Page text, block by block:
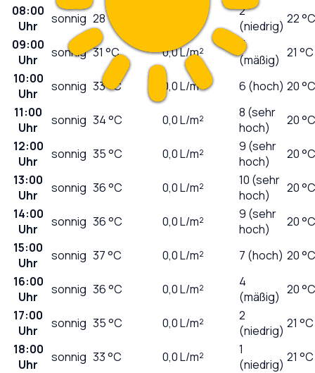
08:00
Uhr
sonnig 28°C
2
(niedrig) 22 °C
09:00
Uhr
sonnig 31 °C 0,0L/m²
3
(mäßig) 21 °C
10:00
Uhr
sonnig 33°C 0,0L/m² 6 (hoch) 20 °C
11:00
Uhr
sonnig 34°C 0,0L/m²
8 (sehr
hoch)
20 °C
12:00
Uhr
sonnig 35°C 0,0L/m²
9 (sehr
hoch)
20 °C
13:00
Uhr
sonnig 36°C 0,0L/m²
10 (sehr
hoch)
20 °C
14:00
Uhr
sonnig 36°C 0,0L/m²
9 (sehr
hoch)
20 °C
15:00
Uhr
sonnig 37°C 0,0L/m² 7 (hoch) 20 °C
16:00
Uhr
sonnig 36°C 0,0L/m²
4
(mäßig) 20 °C
17:00
Uhr
sonnig 35°C 0,0L/m²
2
(niedrig) 21 °C
18:00
Uhr
sonnig 33°C 0,0L/m²
1
(niedrig) 21 °C